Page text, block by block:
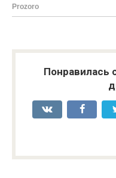
Понравилась